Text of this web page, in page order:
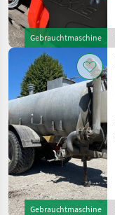
Gebrauchtmaschine
Gebrauchtmaschine